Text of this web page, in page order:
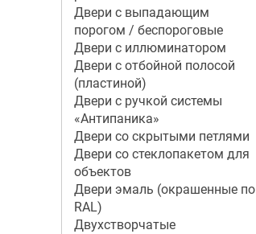
Двери с выпадающим
порогом / беспороговые
Двери с иллюминатором
Двери с отбойной полосой
(пластиной)
Двери с ручкой системы
«Антипаника»
Двери со скрытыми петлями
Двери со стеклопакетом для
объектов
Двери эмаль (окрашенные по
RAL)
Двухстворчатые